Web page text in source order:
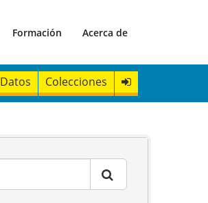
Formación Acerca de
Datos Colecciones